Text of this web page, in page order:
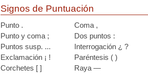
Signos de Puntuación
Punto .
Coma ,
Punto y coma ;
Dos puntos :
Puntos susp. ...
Interrogación ¿ ?
Exclamación ¡ !
Paréntesis ( )
Corchetes [ ]
Raya —